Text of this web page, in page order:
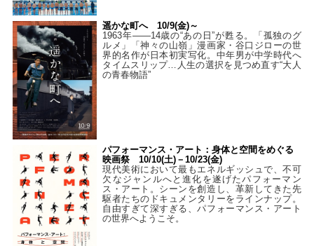
遥かな町へ 10/9(金)～
1963年――14歳の“あの日”が甦る。「孤独のグ
ルメ」「神々の山嶺」漫画家・谷口ジローの世
界的名作が日本初実写化。中年男が中学時代へ
タイムスリップ…人生の選択を見つめ直す“大人
の青春物語”
パフォーマンス・アート：身体と空間をめぐる
映画祭 10/10(土)－10/23(金)
現代美術において最もエネルギッシュで、不可
欠なジャンルへと進化を遂げたパフォーマン
ス・アート。シーンを創造し、革新してきた先
駆者たちのドキュメンタリーをラインナップ。
自由すぎて深すぎる、パフォーマンス・アート
の世界へようこそ。